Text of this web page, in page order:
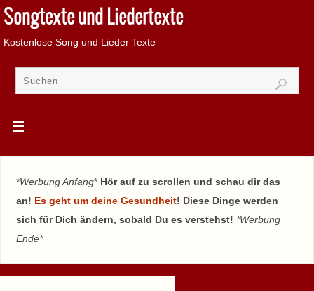
Songtexte und Liedertexte
Kostenlose Song und Lieder Texte
*Werbung Anfang* Hör auf zu scrollen und schau dir das
an! Es geht um deine Gesundheit! Diese Dinge werden
sich für Dich ändern, sobald Du es verstehst! *Werbung
Ende*